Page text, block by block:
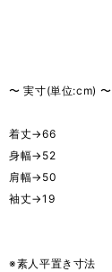
〜 実寸(単位:cm) 〜
着丈→66
身幅→52
肩幅→50
袖丈→19
※素人平置き寸法